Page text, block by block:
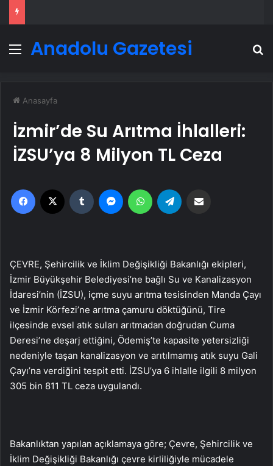
Menü
Anadolu Gazetesi
Anasayfa
İzmir’de Su Arıtma İhlalleri:
İZSU’ya 8 Milyon TL Ceza
Facebook Tumblr MessengerWhatsApp
ÇEVRE, Şehircilik ve İklim Değişikliği Bakanlığı ekipleri,
İzmir Büyükşehir Belediyesi’ne bağlı Su ve Kanalizasyon
İdaresi’nin (İZSU), içme suyu arıtma tesisinden Manda Çayı
ve İzmir Körfezi’ne arıtma çamuru döktüğünü, Tire
ilçesinde evsel atık suları arıtmadan doğrudan Cuma
Deresi’ne deşarj ettiğini, Ödemiş’te kapasite yetersizliği
nedeniyle taşan kanalizasyon ve arıtılmamış atık suyu Gali
Çayı’na verdiğini tespit etti. İZSU’ya 6 ihlalle ilgili 8 milyon
305 bin 811 TL ceza uygulandı.
Bakanlıktan yapılan açıklamaya göre; Çevre, Şehircilik ve
İklim Değişikliği Bakanlığı çevre kirliliğiyle mücadele